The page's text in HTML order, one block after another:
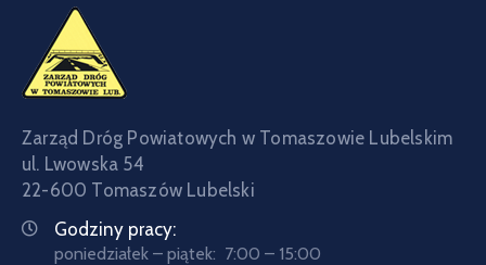
Zarząd Dróg Powiatowych w Tomaszowie Lubelskim
ul. Lwowska 54
22-600 Tomaszów Lubelski
Godziny pracy:
poniedziałek – piątek: 7:00 – 15:00